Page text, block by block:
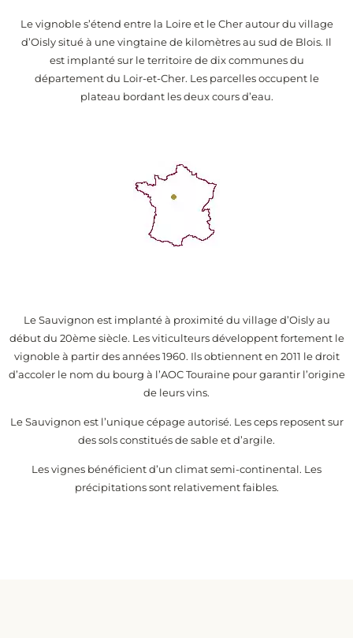
Le vignoble s’étend entre la Loire et le Cher autour du village
d’Oisly situé à une vingtaine de kilomètres au sud de Blois. Il
est implanté sur le territoire de dix communes du
département du Loir-et-Cher. Les parcelles occupent le
plateau bordant les deux cours d’eau.
Le Sauvignon est implanté à proximité du village d’Oisly au
début du 20ème siècle. Les viticulteurs développent fortement le
vignoble à partir des années 1960. Ils obtiennent en 2011 le droit
d’accoler le nom du bourg à l’AOC Touraine pour garantir l’origine
de leurs vins.
Le Sauvignon est l’unique cépage autorisé. Les ceps reposent sur
des sols constitués de sable et d’argile.
Les vignes bénéficient d’un climat semi-continental. Les
précipitations sont relativement faibles.